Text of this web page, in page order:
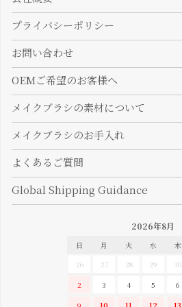
プライバシーポリシー
お問い合わせ
OEMご希望のお客様へ
メイクブラシの素材について
メイクブラシのお手入れ
よくあるご質問
Global Shipping Guidance
2026年8月
日 月 火 水 木
26
27 28 29 30
2
3 4 5 6